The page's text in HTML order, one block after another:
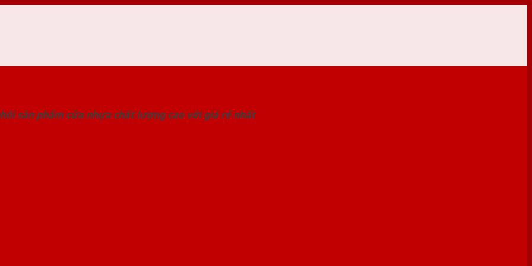
sản phẩm cửa nhựa chất lượng cao với giá rẻ nhất